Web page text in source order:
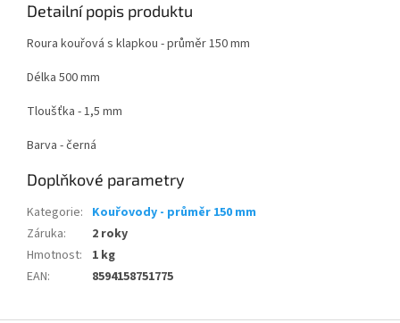
Detailní popis produktu
Roura kouřová s klapkou - průměr 150 mm
Délka 500 mm
Tloušťka - 1,5 mm
Barva - černá
Doplňkové parametry
Kategorie: Kouřovody - průměr 150 mm
Záruka:
2 roky
Hmotnost:
1 kg
EAN: 8594158751775